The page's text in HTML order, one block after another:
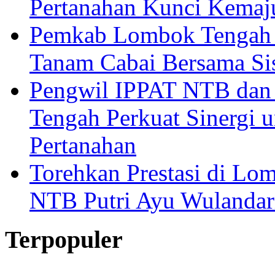
Pertanahan Kunci
Pemkab Lombok
Tanam Cabai Bersama
Pengwil IPPAT NTB
Tengah Perkuat Sinergi
Pertanahan
Torehkan Prestasi di
NTB Putri Ayu
Terpopuler